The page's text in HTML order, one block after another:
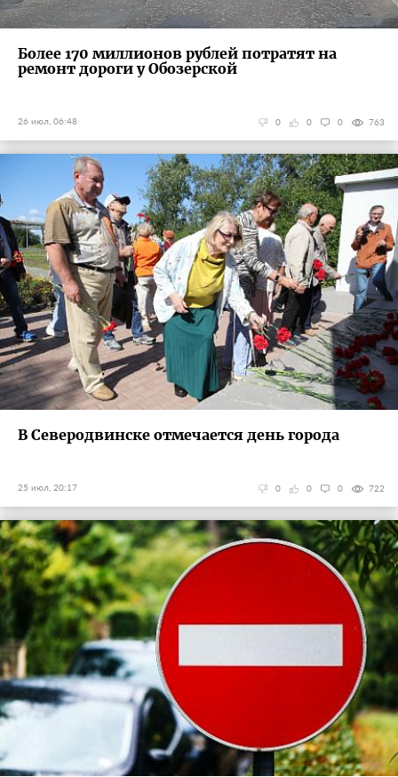
Более 170 миллионов рублей потратят на
ремонт дороги у Обозерской
26 июл, 06:48 763
0
0
0
В Северодвинске отмечается день города
25 июл, 20:17 722
0
0
0